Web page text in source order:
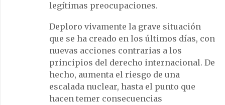
legítimas preocupaciones.
Deploro vivamente la grave situación
que se ha creado en los últimos días, con
nuevas acciones contrarias a los
principios del derecho internacional. De
hecho, aumenta el riesgo de una
escalada nuclear, hasta el punto que
hacen temer consecuencias